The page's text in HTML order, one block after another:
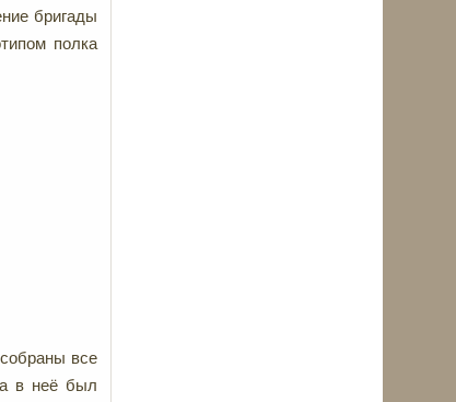
бригады
полка
все
в неё был